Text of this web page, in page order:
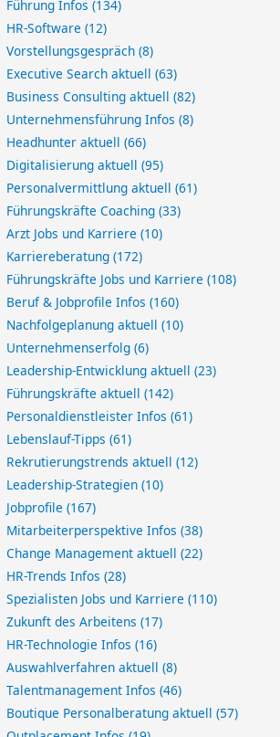
Führung Infos(134)
HR-Software(12)
Vorstellungsgespräch(8)
Executive Search aktuell(63)
Business Consulting aktuell(82)
Unternehmensführung Infos(8)
Headhunter aktuell(66)
Digitalisierung aktuell(95)
Personalvermittlung aktuell(61)
Führungskräfte Coaching(33)
Arzt Jobs und Karriere(10)
Karriereberatung(172)
Führungskräfte Jobs und Karriere(108)
Beruf & Jobprofile Infos(160)
Nachfolgeplanung aktuell(10)
Unternehmenserfolg(6)
Leadership-Entwicklung aktuell(23)
Führungskräfte aktuell(142)
Personaldienstleister Infos(61)
Lebenslauf-Tipps(61)
Rekrutierungstrends aktuell(12)
Leadership-Strategien(10)
Jobprofile(167)
Mitarbeiterperspektive Infos(38)
Change Management aktuell(22)
HR-Trends Infos(28)
Spezialisten Jobs und Karriere(110)
Zukunft des Arbeitens(17)
HR-Technologie Infos(16)
Auswahlverfahren aktuell(8)
Talentmanagement Infos(46)
Boutique Personalberatung aktuell(57)